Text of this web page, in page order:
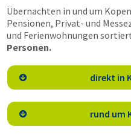
Übernachten in und um
Pensionen, Privat- und
und Ferienwohnungen
Personen.
 direkt in
 rund um